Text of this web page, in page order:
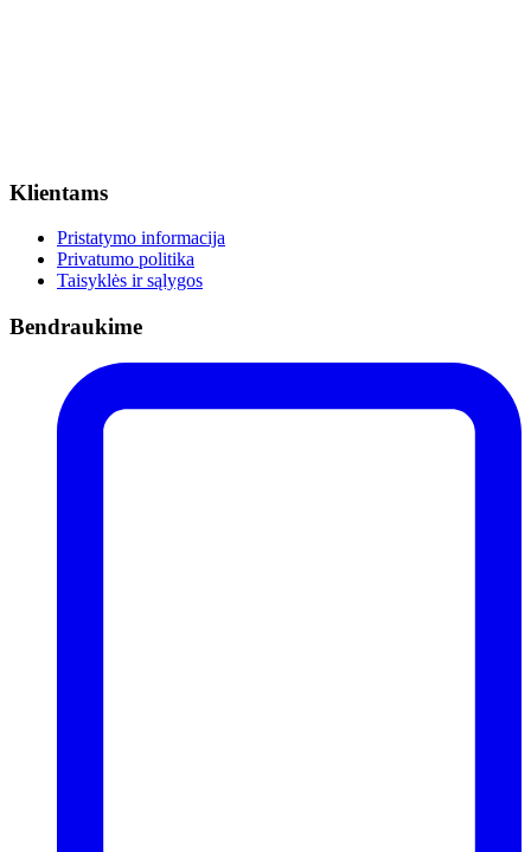
Klientams
Pristatymo informacija
Privatumo politika
Taisyklės ir sąlygos
Bendraukime